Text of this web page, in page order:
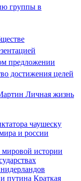
группы в
предложении
достижения целей
Личная жизнь